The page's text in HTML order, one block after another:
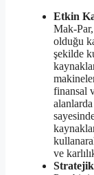
Etkin
Mak-
olduğu
şekilde
finansal
ve